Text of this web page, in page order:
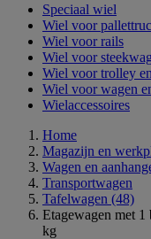
Speciaal wiel
Wiel voor
Wiel voor rails
Wiel voor
Wiel voor trolley
Wiel voor wagen
Wielaccessoires
Home
Magazijn en
Wagen en
Transportwagen
Tafelwagen (48)
Etagewagen met 1
kg